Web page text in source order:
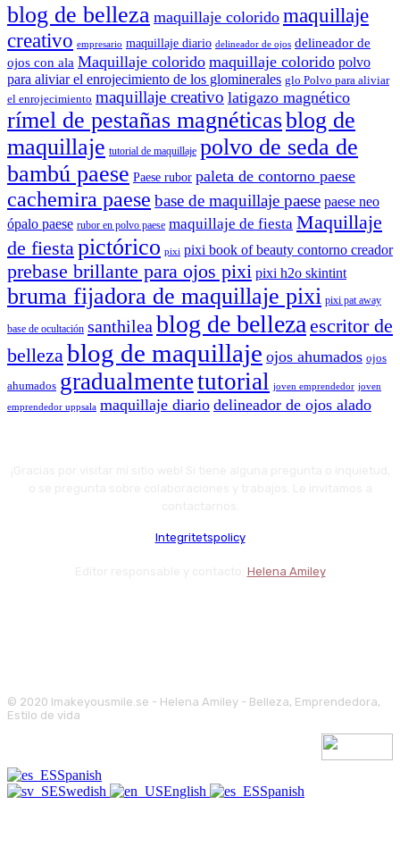
blog de belleza maquillaje colorido maquillaje
creativo empresario maquillaje diario delineador de ojos delineador de
ojos con ala Maquillaje colorido maquillaje colorido polvo
para aliviar el enrojecimiento de los glominerales glo Polvo para aliviar
el enrojecimiento maquillaje creativo latigazo magnético
rímel de pestañas magnéticasblog de
maquillaje tutorial de maquillaje polvo de seda de
bambú paese Paese rubor paleta de contorno paese
cachemira paese base de maquillaje paese paese neo
ópalo paese rubor en polvo paese maquillaje de fiesta Maquillaje
de fiestapictórico pixi pixi book of beauty contorno creador
prebase brillante para ojos pixi pixi h2o skintint
bruma fijadora de maquillaje pixi pixi pat away
base de ocultación santhilea blog de belleza escritor de
belleza blog de maquillaje ojos ahumados ojos
ahumados gradualmentetutorial joven emprendedor joven
emprendedor uppsala maquillaje diario delineador de ojos alado
Integritetspolicy
Helena Amiley
© 2020 Imakeyousmile.se - Helena Amiley - Belleza, Emprendedora,
Estilo de vida
Spanish
Swedish
English Spanish